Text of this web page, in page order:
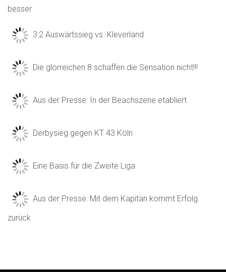
besser
3:2 Auswärtssieg vs. Kleverland
Die glorreichen 8 schaffen die Sensation nicht!!!
Aus der Presse: In der Beachszene etabliert
Derbysieg gegen KT 43 Köln
Eine Basis für die Zweite Liga
Aus der Presse: Mit dem Kapitän kommt Erfolg
zurück